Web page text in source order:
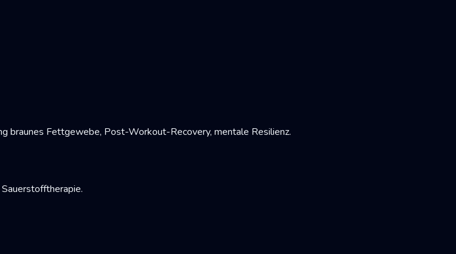
braunes Fettgewebe, Post-Workout-Recovery, mentale Resilienz.